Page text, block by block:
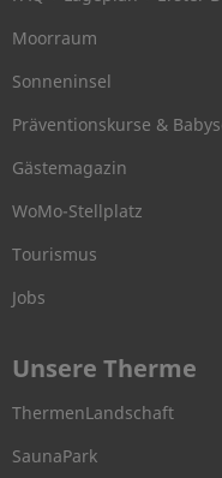
Moorraum
Sonneninsel
Präventionskurse &
Gästemagazin
WoMo-Stellplatz
Tourismus
Jobs
Unsere Therme
ThermenLandschaft
SaunaPark